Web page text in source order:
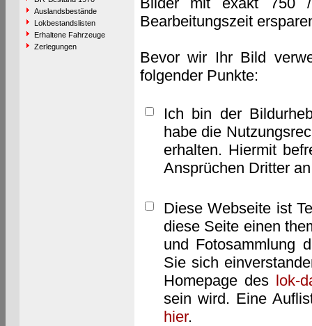
Auslandsbestände
Lokbestandslisten
Erhaltene Fahrzeuge
Zerlegungen
Bearbeitungszeit
Bevor wir Ihr Bild
folgender Punkte:
Ich bin der
habe die
erhalten. Hiermit
Ansprüchen Dritter
Diese Webseite ist
diese Seite einen
und Fotosammlung
Sie sich
Homepage des lok-
sein wird. Eine
hier.